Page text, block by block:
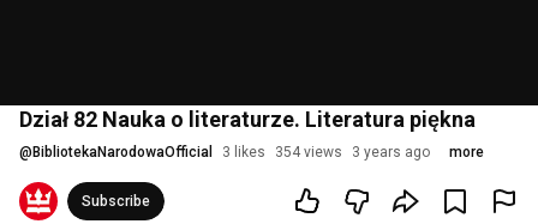
Dział 82 Nauka o literaturze. Literatura piękna
@ BibliotekaNarodowaOfficial 3 likes 354 views 3 years ago more
Subscribe